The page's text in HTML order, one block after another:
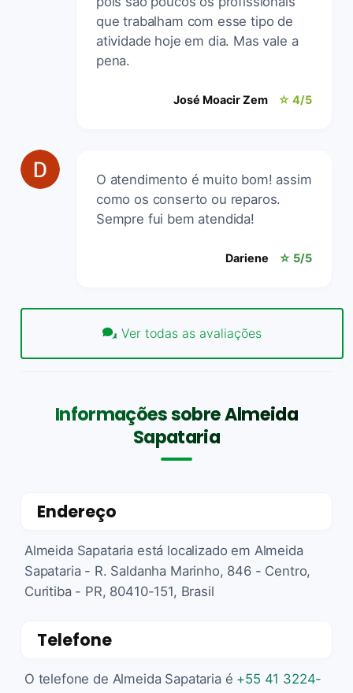
que trabalham com esse tipo de
atividade hoje em dia. Mas vale a
pena.
José Moacir Zem ☆ 4/5
O atendimento é muito bom! assim
como os conserto ou reparos.
Sempre fui bem atendida!
Dariene ☆ 5/5
Ver todas as avaliações
Informações sobre Almeida
Sapataria
Endereço
Almeida Sapataria está localizado em Almeida
Sapataria - R. Saldanha Marinho, 846 - Centro,
Curitiba - PR, 80410-151, Brasil
Telefone
O telefone de Almeida Sapataria é +55 41 3224-